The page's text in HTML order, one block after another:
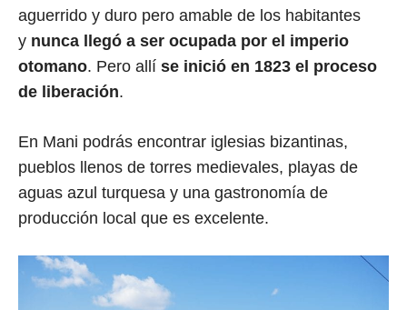
aguerrido y duro pero amable de los habitantes
y nunca llegó a ser ocupada por el imperio
otomano. Pero allí se inició en 1823 el proceso
de liberación.
En Mani podrás encontrar iglesias bizantinas,
pueblos llenos de torres medievales, playas de
aguas azul turquesa y una gastronomía de
producción local que es excelente.